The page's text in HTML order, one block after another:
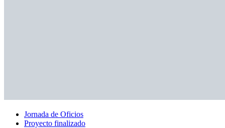
Jornada de Oficios
Proyecto finalizado